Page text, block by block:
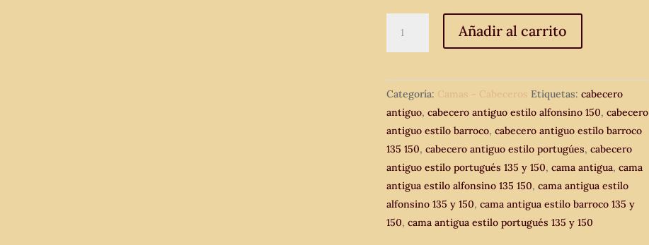
antiguo
Barroco
Portugués
Alfonsino.
Cama
antigua
150
cm
y
135
Añadir al carrito
Categoría: Camas - Cabeceros Etiquetas:cabecero
antiguo,cabecero antiguo estilo alfonsino 150,cabecero
antiguo estilo barroco,cabecero antiguo estilo barroco
135 150,cabecero antiguo estilo portugúes,cabecero
antiguo estilo portugués 135 y 150,cama antigua,cama
antigua estilo alfonsino 135 150,cama antigua estilo
alfonsino 135 y 150,cama antigua estilo barroco 135 y
150,cama antigua estilo portugués 135 y 150